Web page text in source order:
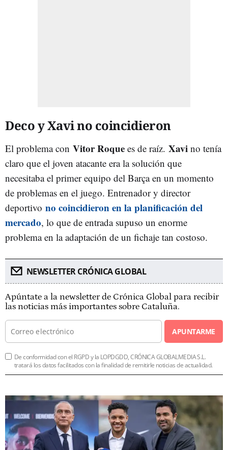
Deco y Xavi no coincidieron
El problema con Vitor Roque es de raíz. Xavi no tenía
claro que el joven atacante era la solución que
necesitaba el primer equipo del Barça en un momento
de problemas en el juego. Entrenador y director
deportivo no coincidieronen la planificación del
mercado, lo que de entrada supuso un enorme
problema en la adaptación de un fichaje tan costoso.
NEWSLETTER CRÓNICA GLOBAL
Apúntate a la newsletter de Crónica Global para recibir
las noticias más importantes sobre Cataluña.
APUNTARME
De conformidad con el RGPD y la LOPDGDD, CRÓNICA GLOBALMEDIA S.L.
tratará los datos facilitados con la finalidad de remitirle noticias de actualidad.